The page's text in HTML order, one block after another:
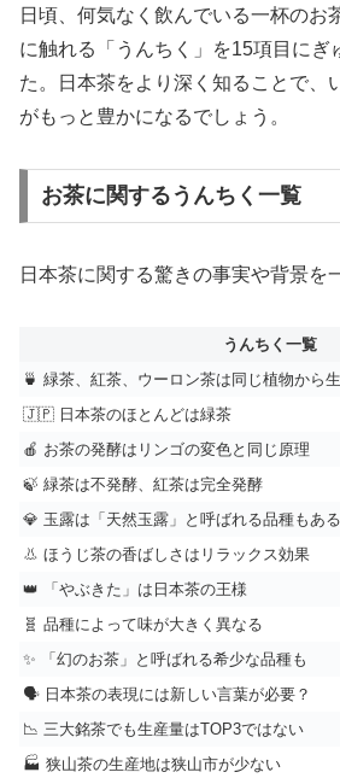
日頃、何気なく飲んでいる一杯のお
に触れる「うんちく」を15項目にぎ
た。日本茶をより深く知ることで、
がもっと豊かになるでしょう。
お茶に関するうんちく一覧
日本茶に関する驚きの事実や背景を
うんちく一覧
🍵 緑茶、紅茶、ウーロン茶は同じ植物から
🇯🇵 日本茶のほとんどは緑茶
🍎 お茶の発酵はリンゴの変色と同じ原理
🍃 緑茶は不発酵、紅茶は完全発酵
💎 玉露は「天然玉露」と呼ばれる品種もある
👃 ほうじ茶の香ばしさはリラックス効果
👑 「やぶきた」は日本茶の王様
🧬 品種によって味が大きく異なる
✨ 「幻のお茶」と呼ばれる希少な品種も
🗣️ 日本茶の表現には新しい言葉が必要？
📉 三大銘茶でも生産量はTOP3ではない
🏭 狭山茶の生産地は狭山市が少ない